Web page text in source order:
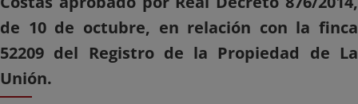
de 10 de octubre, en relación con la finca
52209 del Registro de la Propiedad de La
Unión.